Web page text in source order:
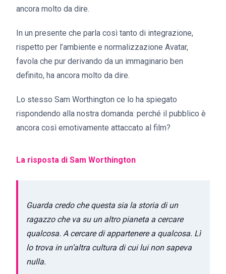
ancora molto da dire.
In un presente che parla così tanto di integrazione,
rispetto per l’ambiente e normalizzazione Avatar,
favola che pur derivando da un immaginario ben
definito, ha ancora molto da dire.
Lo stesso Sam Worthington ce lo ha spiegato
rispondendo alla nostra domanda: perché il pubblico è
ancora così emotivamente attaccato al film?
La risposta di Sam Worthington
Guarda credo che questa sia la storia di un
ragazzo che va su un altro pianeta a cercare
qualcosa. A cercare di appartenere a qualcosa. Lì
lo trova in un’altra cultura di cui lui non sapeva
nulla.